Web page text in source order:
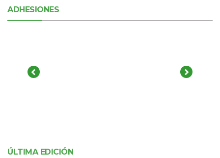
ADHESIONES
ÚLTIMA EDICIÓN